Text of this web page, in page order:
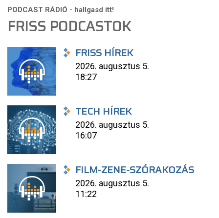
FRISS PODCASTOK
FRISS HÍREK
2026. augusztus 5.
18:27
TECH HÍREK
2026. augusztus 5.
16:07
FILM-ZENE-SZÓRAKOZÁS
2026. augusztus 5.
11:22